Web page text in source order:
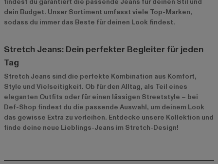
dein Budget. Unser Sortiment umfasst viele Top-Marken,
sodass du immer das Beste für deinen Look findest.
Stretch Jeans: Dein perfekter Begleiter für jeden
Tag
Stretch Jeans sind die perfekte Kombination aus Komfort,
Style und Vielseitigkeit. Ob für den Alltag, als Teil eines
eleganten Outfits oder für einen lässigen Streetstyle – bei
Def-Shop findest du die passende Auswahl, um deinem Look
das gewisse Extra zu verleihen. Entdecke unsere Kollektion und
finde deine neue Lieblings-Jeans im Stretch-Design!